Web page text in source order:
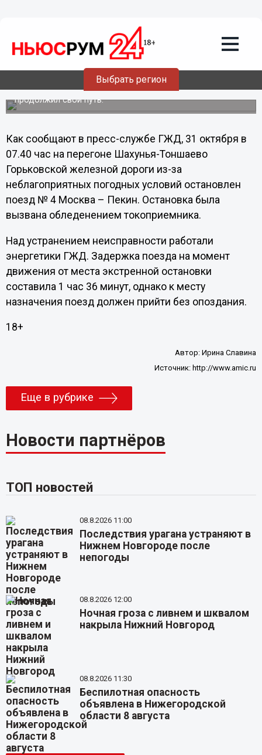
Выбрать регион
31.10.201221:51
Энергетики ГЖД вырвали из ледяного
плена поезд Москва-Пекин
В 9.16 31 октября по московскому времени состав
продолжил свой путь.
Как сообщают в пресс-службе ГЖД, 31 октября в
07.40 час на перегоне Шахунья-Тоншаево
Горьковской железной дороги из-за
неблагоприятных погодных условий остановлен
поезд № 4 Москва – Пекин. Остановка была
вызвана обледенением токоприемника.
Над устранением неисправности работали
энергетики ГЖД. Задержка поезда на момент
движения от места экстренной остановки
составила 1 час 36 минут, однако к месту
назначения поезд должен прийти без опоздания.
18+
Автор:Ирина Славина
Источник: http://www.amic.ru
Еще в рубрике
Новости партнёров
ТОП новостей
08.8.2026 11:00
Последствия урагана устраняют в
Нижнем Новгороде после
непогоды
08.8.2026 12:00
Ночная гроза с ливнем и шквалом
накрыла Нижний Новгород
08.8.2026 11:30
Беспилотная опасность
объявлена в Нижегородской
области 8 августа